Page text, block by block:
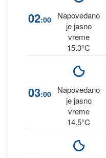
02:00
Napovedano
je jasno
vreme
15.3°C
03:00
Napovedano
je jasno
vreme
14.5°C